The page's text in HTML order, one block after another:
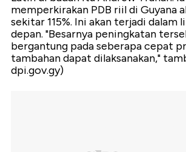
memperkirakan PDB riil di Guyana
sekitar 115%. Ini akan terjadi dalam
depan. "Besarnya peningkatan
bergantung pada seberapa cepat
tambahan dapat dilaksanakan,"
dpi.gov.gy)